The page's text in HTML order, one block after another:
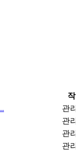
관
관
관
관